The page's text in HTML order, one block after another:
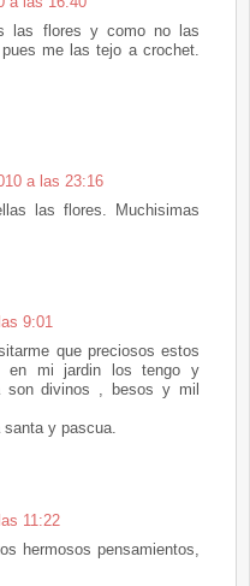
las flores y como no las
me las tejo a crochet.
a las 23:16
las flores. Muchisimas
9:01
que preciosos estos
en mi jardin los tengo y
son divinos , besos y mil
y pascua.
11:22
hermosos pensamientos,